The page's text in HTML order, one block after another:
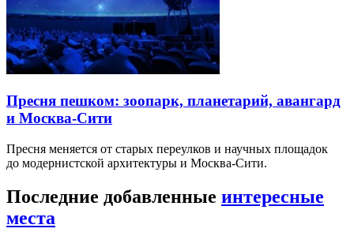
Пресня пешком: зоопарк, планетарий, авангард
и Москва-Сити
Пресня меняется от старых переулков и научных площадок
до модернистской архитектуры и Москва-Сити.
Последние добавленные интересные
места